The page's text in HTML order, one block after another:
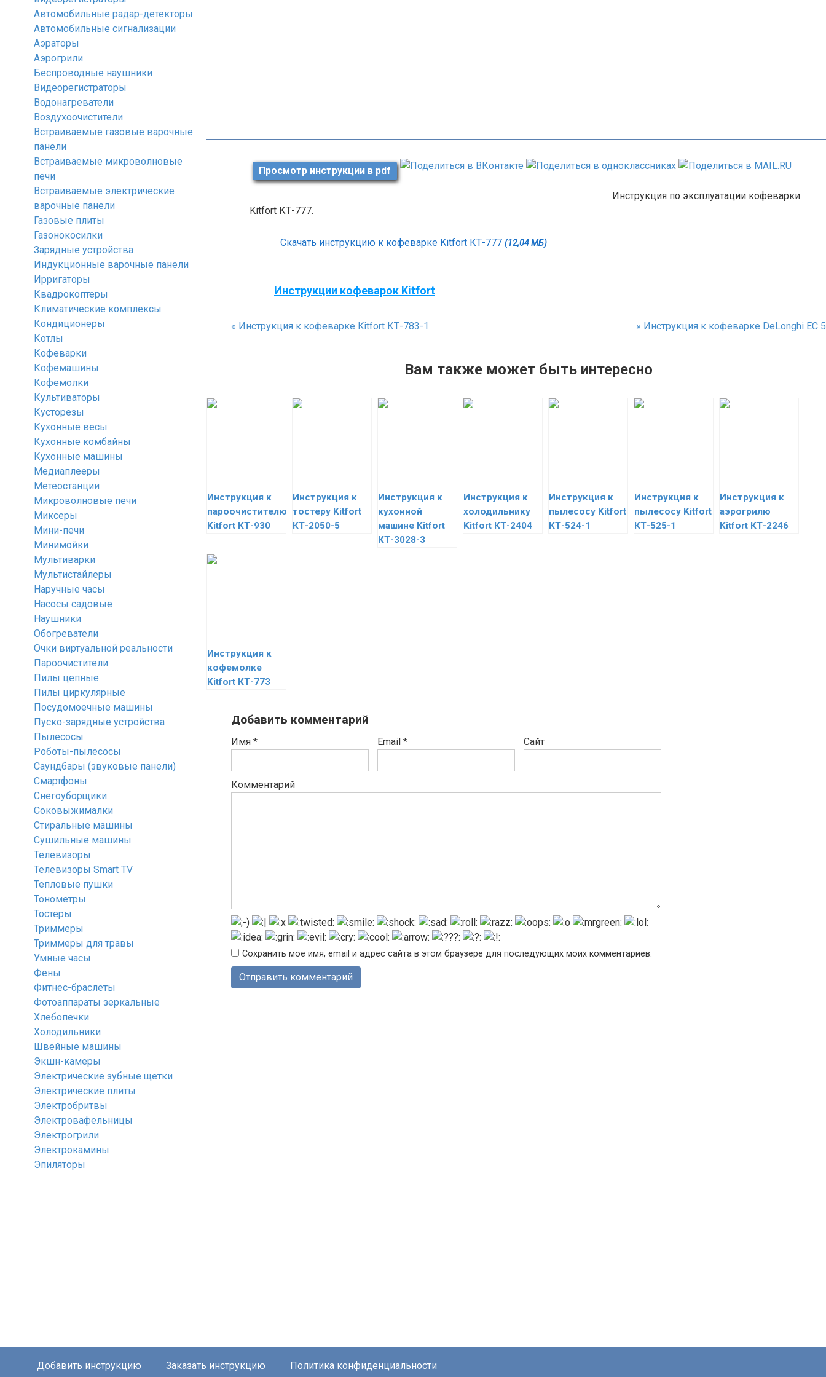
Просмотр инструкции в pdf
Инструкция по эксплуатации кофеварки
Kitfort КТ-777.
Скачать инструкцию к кофеварке Kitfort КТ-777 (12,04 МБ)
Инструкции кофеварок Kitfort
« Инструкция к кофеварке Kitfort КТ-783-1 » Инструкция к кофеварке DeLonghi EC 5
Вам также может быть интересно
Инструкция к
пароочистителю
Kitfort КТ-930
Инструкция к
тостеру Kitfort
КТ-2050-5
Инструкция к
кухонной
машине Kitfort
КТ-3028-3
Инструкция к
холодильнику
Kitfort КТ-2404
Инструкция к
пылесосу Kitfort
КТ-524-1
Инструкция к
пылесосу Kitfort
КТ-525-1
Инструкция к
аэрогрилю
Kitfort КТ-2246
Инструкция к
кофемолке
Kitfort КТ-773
Добавить комментарий
Имя * Email * Сайт
Комментарий
Сохранить моё имя, email и адрес сайта в этом браузере для последующих моих комментариев.
Автомобильные радар-детекторы
Автомобильные сигнализации
Аэраторы
Аэрогрили
Беспроводные наушники
Видеорегистраторы
Водонагреватели
Воздухоочистители
Встраиваемые газовые варочные
панели
Встраиваемые микроволновые
печи
Встраиваемые электрические
варочные панели
Газовые плиты
Газонокосилки
Зарядные устройства
Индукционные варочные панели
Ирригаторы
Квадрокоптеры
Климатические комплексы
Кондиционеры
Котлы
Кофеварки
Кофемашины
Кофемолки
Культиваторы
Кусторезы
Кухонные весы
Кухонные комбайны
Кухонные машины
Медиаплееры
Метеостанции
Микроволновые печи
Миксеры
Мини-печи
Минимойки
Мультиварки
Мультистайлеры
Наручные часы
Насосы садовые
Наушники
Обогреватели
Очки виртуальной реальности
Пароочистители
Пилы цепные
Пилы циркулярные
Посудомоечные машины
Пуско-зарядные устройства
Пылесосы
Роботы-пылесосы
Саундбары (звуковые панели)
Смартфоны
Снегоуборщики
Соковыжималки
Стиральные машины
Сушильные машины
Телевизоры
Телевизоры Smart TV
Тепловые пушки
Тонометры
Тостеры
Триммеры
Триммеры для травы
Умные часы
Фены
Фитнес-браслеты
Фотоаппараты зеркальные
Хлебопечки
Холодильники
Швейные машины
Экшн-камеры
Электрические зубные щетки
Электрические плиты
Электробритвы
Электровафельницы
Электрогрили
Электрокамины
Эпиляторы
Добавить инструкцию Заказать инструкцию Политика конфиденциальности